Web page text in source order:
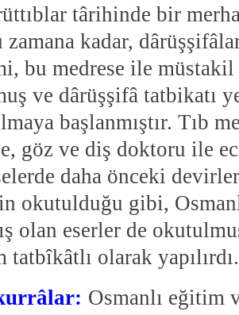
târihinde bir
kadar,
bu medrese ile müstakil
ve dârüşşifâ tatbikatı
başlanmıştır. Tıb
göz ve diş doktoru ile
daha önceki
okutulduğu gibi,
olan eserler de
tatbîkâtlı olarak yapılırdı.
Osmanlı eğitim